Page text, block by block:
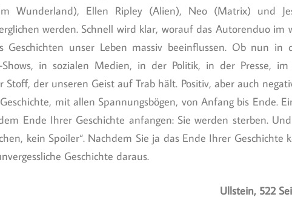
Wunderland), Ellen Ripley (Alien), Neo (Matrix) und
werden. Schnell wird klar, worauf das Autorenduo im
Geschichten unser Leben massiv beeinflussen. Ob nun in
in sozialen Medien, in der Politik, in der Presse,
Stoff, der unseren Geist auf Trab hält. Positiv, aber auch
mit allen Spannungsbögen, von Anfang bis Ende.
Ende Ihrer Geschichte anfangen: Sie werden sterben.
kein Spoiler“. Nachdem Sie ja das Ende Ihrer Geschichte
Geschichte daraus.
Ullstein, 522